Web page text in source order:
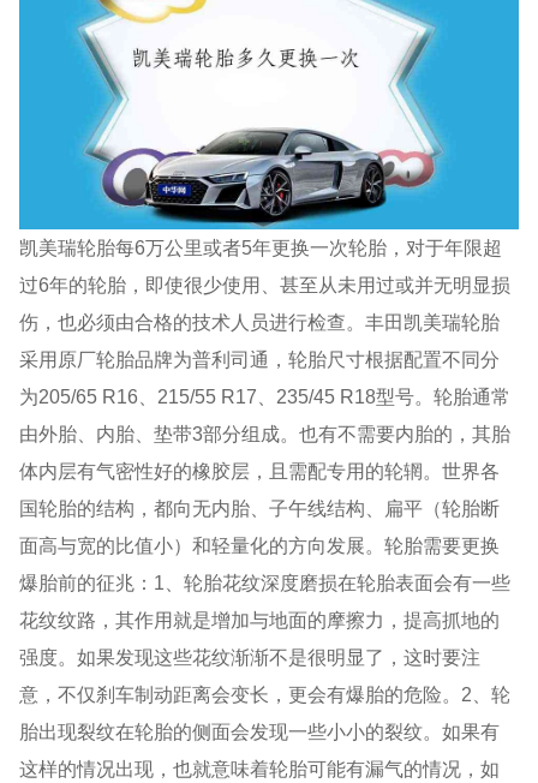
凯美瑞轮胎每6万公里或者5年更换一次轮胎，对于年限超
过6年的轮胎，即使很少使用、甚至从未用过或并无明显损
伤，也必须由合格的技术人员进行检查。丰田凯美瑞轮胎
采用原厂轮胎品牌为普利司通，轮胎尺寸根据配置不同分
为205/65 R16、215/55 R17、235/45 R18型号。轮胎通常
由外胎、内胎、垫带3部分组成。也有不需要内胎的，其胎
体内层有气密性好的橡胶层，且需配专用的轮辋。世界各
国轮胎的结构，都向无内胎、子午线结构、扁平（轮胎断
面高与宽的比值小）和轻量化的方向发展。轮胎需要更换
爆胎前的征兆：1、轮胎花纹深度磨损在轮胎表面会有一些
花纹纹路，其作用就是增加与地面的摩擦力，提高抓地的
强度。如果发现这些花纹渐渐不是很明显了，这时要注
意，不仅刹车制动距离会变长，更会有爆胎的危险。2、轮
胎出现裂纹在轮胎的侧面会发现一些小小的裂纹。如果有
这样的情况出现，也就意味着轮胎可能有漏气的情况，如